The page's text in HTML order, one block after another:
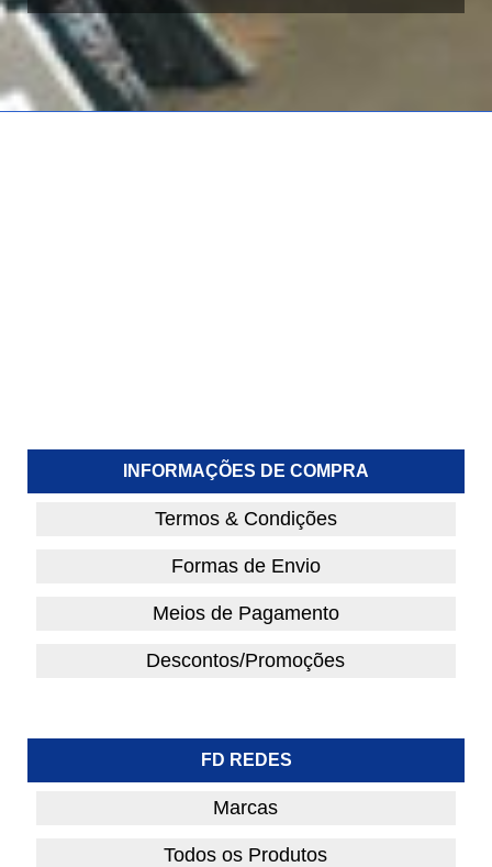
INFORMAÇÕES DE COMPRA
Termos & Condições
Formas de Envio
Meios de Pagamento
Descontos/Promoções
FD REDES
Marcas
Todos os Produtos